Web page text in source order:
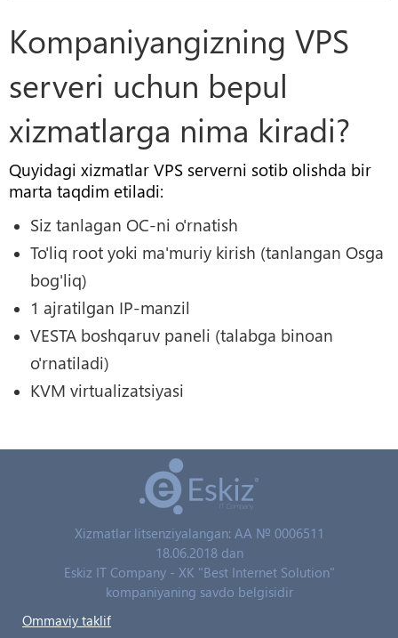
Kompaniyangizning VPS
serveri uchun bepul
xizmatlarga nima kiradi?
Quyidagi xizmatlar VPS serverni sotib olishda bir
marta taqdim etiladi:
Siz tanlagan OC-ni o'rnatish
To'liq root yoki ma'muriy kirish (tanlangan Osga
bog'liq)
1 ajratilgan IP-manzil
VESTA boshqaruv paneli (talabga binoan
o'rnatiladi)
KVM virtualizatsiyasi
Xizmatlar litsenziyalangan: AA № 0006511
18.06.2018 dan
Eskiz IT Company - XK "Best Internet Solution"
kompaniyaning savdo belgisidir
Ommaviy taklif